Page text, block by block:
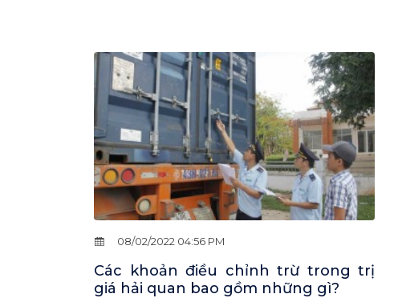
08/02/2022 04:56 PM
Các khoản điều chỉnh trừ trong trị
giá hải quan bao gồm những gì?